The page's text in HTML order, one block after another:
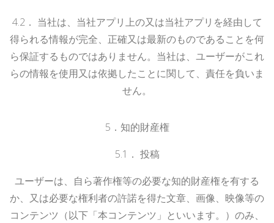
4.2． 当社は、当社アプリ上の又は当社アプリを経由して
得られる情報が完全、正確又は最新のものであることを何
ら保証するものではありません。当社は、ユーザーがこれ
らの情報を使用又は依拠したことに関して、責任を負いま
せん。
5 ．知的財産権
5.1． 投稿
ユーザーは、自ら著作権等の必要な知的財産権を有する
か、又は必要な権利者の許諾を得た文章、画像、映像等の
コンテンツ（以下「本コンテンツ」といいます。）のみ、